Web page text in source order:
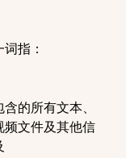
指：
的所有文本、
频文件及其他信